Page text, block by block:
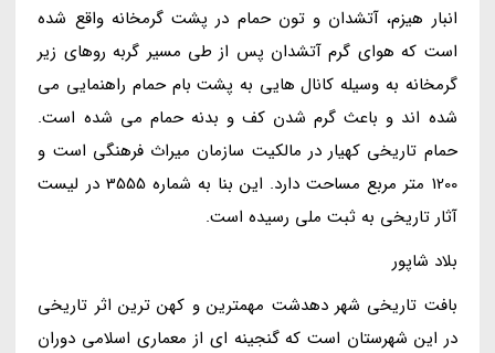
انبار هیزم، آتشدان و تون حمام در پشت گرمخانه واقع شده
است که هوای گرم آتشدان پس از طی مسیر گربه روهای زیر
گرمخانه به وسیله کانال هایی به پشت بام حمام راهنمایی می
شده اند و باعث گرم شدن کف و بدنه حمام می شده است.
حمام تاریخی کهیار در مالکیت سازمان میراث فرهنگی است و
1200 متر مربع مساحت دارد. این بنا به شماره 3555 در لیست
آثار تاریخی به ثبت ملی رسیده است.
بلاد شاپور
بافت تاریخی شهر دهدشت مهمترین و کهن ترین اثر تاریخی
در این شهرستان است که گنجینه ای از معماری اسلامی دوران